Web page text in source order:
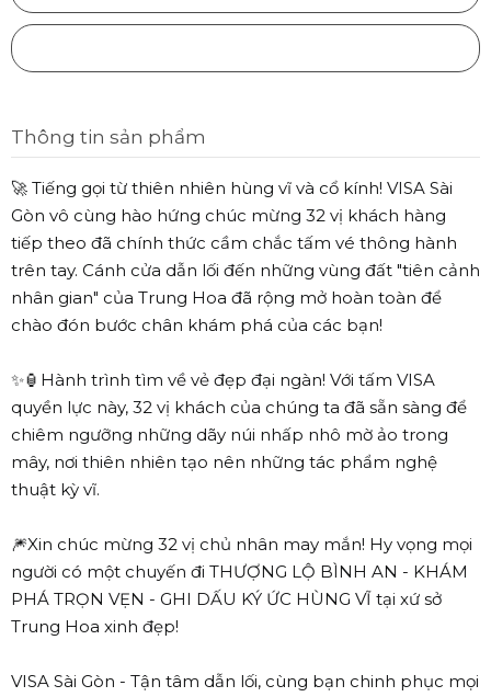
Thông tin sản phẩm
🚀 Tiếng gọi từ thiên nhiên hùng vĩ và cổ kính! VISA Sài
Gòn vô cùng hào hứng chúc mừng 32 vị khách hàng
tiếp theo đã chính thức cầm chắc tấm vé thông hành
trên tay. Cánh cửa dẫn lối đến những vùng đất "tiên cảnh
nhân gian" của Trung Hoa đã rộng mở hoàn toàn để
chào đón bước chân khám phá của các bạn!
✨🏮Hành trình tìm về vẻ đẹp đại ngàn! Với tấm VISA
quyền lực này, 32 vị khách của chúng ta đã sẵn sàng để
chiêm ngưỡng những dãy núi nhấp nhô mờ ảo trong
mây, nơi thiên nhiên tạo nên những tác phẩm nghệ
thuật kỳ vĩ.
🎆Xin chúc mừng 32 vị chủ nhân may mắn! Hy vọng mọi
người có một chuyến đi THƯỢNG LỘ BÌNH AN - KHÁM
PHÁ TRỌN VẸN - GHI DẤU KÝ ỨC HÙNG VĨ tại xứ sở
Trung Hoa xinh đẹp!
VISA Sài Gòn - Tận tâm dẫn lối, cùng bạn chinh phục mọi